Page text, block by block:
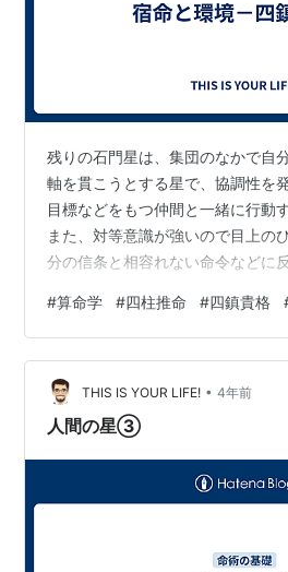
残りの石門星は、集団のなかで自
軸を貫こうとする星で、協調性を
目標などをもつ仲間と一緒に行動
また、対等意識が強いので目上の
分の信条と相容れない命令などに
く発揮されていないと、協調性が
の軸がなくて安易に周囲に同調し
高まることになります。 また、石
星になりますから、これに振り回
星をうまく活かすことができませ
#算命学 #四柱推命 #四鎮貴格
THIS IS YOUR LIFE! • 4年前
人間の星③